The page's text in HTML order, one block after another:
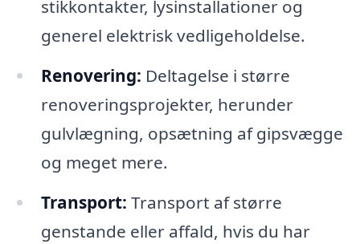
stikkontakter, lysinstallationer og
generel elektrisk vedligeholdelse.
Renovering: Deltagelse i større
renoveringsprojekter, herunder
gulvlægning, opsætning af gipsvægge
og meget mere.
Transport: Transport af større
genstande eller affald, hvis du har